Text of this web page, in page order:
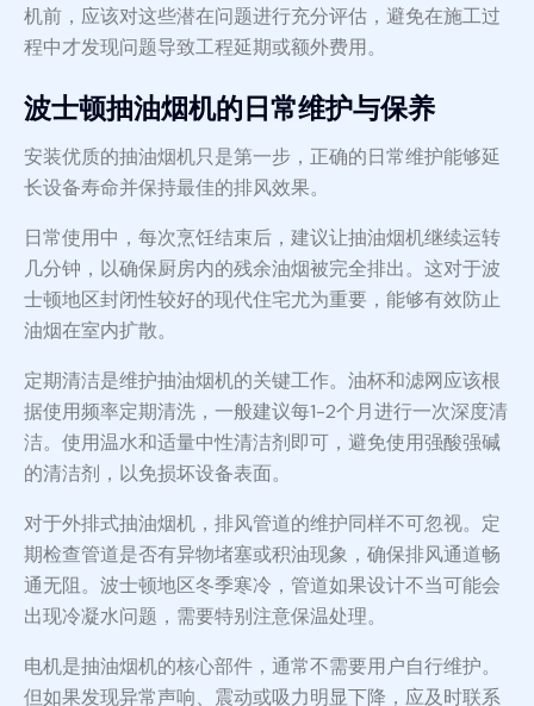
机前，应该对这些潜在问题进行充分评估，避免在施工过
程中才发现问题导致工程延期或额外费用。
波士顿抽油烟机的日常维护与保养
安装优质的抽油烟机只是第一步，正确的日常维护能够延
长设备寿命并保持最佳的排风效果。
日常使用中，每次烹饪结束后，建议让抽油烟机继续运转
几分钟，以确保厨房内的残余油烟被完全排出。这对于波
士顿地区封闭性较好的现代住宅尤为重要，能够有效防止
油烟在室内扩散。
定期清洁是维护抽油烟机的关键工作。油杯和滤网应该根
据使用频率定期清洗，一般建议每1-2个月进行一次深度清
洁。使用温水和适量中性清洁剂即可，避免使用强酸强碱
的清洁剂，以免损坏设备表面。
对于外排式抽油烟机，排风管道的维护同样不可忽视。定
期检查管道是否有异物堵塞或积油现象，确保排风通道畅
通无阻。波士顿地区冬季寒冷，管道如果设计不当可能会
出现冷凝水问题，需要特别注意保温处理。
电机是抽油烟机的核心部件，通常不需要用户自行维护。
但如果发现异常声响、震动或吸力明显下降，应及时联系